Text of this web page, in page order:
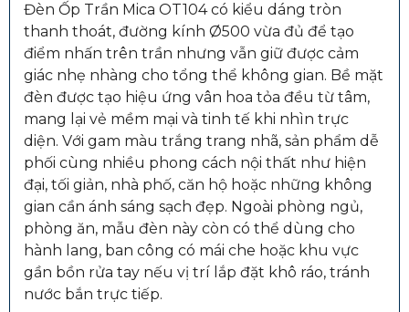
Đèn Ốp Trần Mica OT104 có kiểu dáng tròn
thanh thoát, đường kính Ø500 vừa đủ để tạo
điểm nhấn trên trần nhưng vẫn giữ được cảm
giác nhẹ nhàng cho tổng thể không gian. Bề mặt
đèn được tạo hiệu ứng vân hoa tỏa đều từ tâm,
mang lại vẻ mềm mại và tinh tế khi nhìn trực
diện. Với gam màu trắng trang nhã, sản phẩm dễ
phối cùng nhiều phong cách nội thất như hiện
đại, tối giản, nhà phố, căn hộ hoặc những không
gian cần ánh sáng sạch đẹp. Ngoài phòng ngủ,
phòng ăn, mẫu đèn này còn có thể dùng cho
hành lang, ban công có mái che hoặc khu vực
gần bồn rửa tay nếu vị trí lắp đặt khô ráo, tránh
nước bắn trực tiếp.